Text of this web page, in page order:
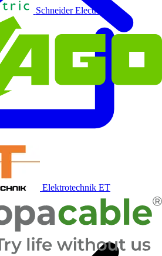
Schneider Electric
Elektrotechnik ET